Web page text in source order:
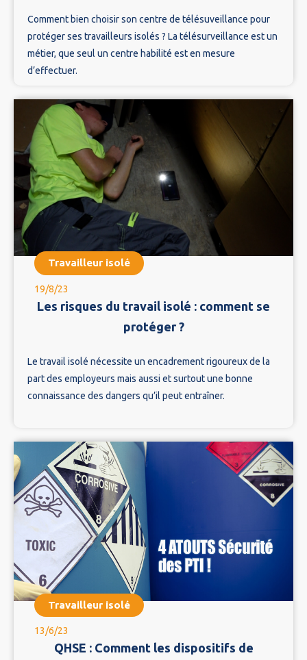
Comment bien choisir son centre de télésuveillance pour
protéger ses travailleurs isolés ? La télésurveillance est un
métier, que seul un centre habilité est en mesure
d’effectuer.
Travailleur isolé
19/8/23
Les risques du travail isolé : comment se
protéger ?
Le travail isolé nécessite un encadrement rigoureux de la
part des employeurs mais aussi et surtout une bonne
connaissance des dangers qu’il peut entraîner.
Travailleur isolé
13/6/23
QHSE : Comment les dispositifs de